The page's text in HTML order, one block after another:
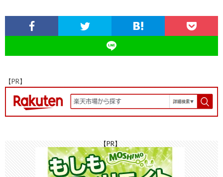
o
o
k
o
n
a
t
t
r
pc
h
at
Li
n
【PR】
【PR】